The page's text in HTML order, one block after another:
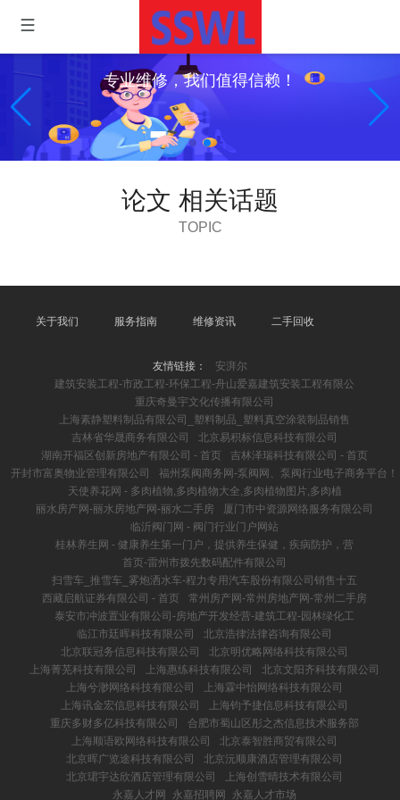
专业维修，我们值得信赖！
论文 相关话题
TOPIC
关于我们 服务指南 维修资讯 二手回收
友情链接：
安湃尔
建筑安装工程-市政工程-环保工程-舟山爱嘉建筑安装工程有限公
重庆奇曼宇文化传播有限公司
上海素静塑料制品有限公司_塑料制品_塑料真空涂装制品销售
吉林省华晟商务有限公司
北京易积标信息科技有限公司
湖南开福区创新房地产有限公司 - 首页
吉林泽瑞科技有限公司 - 首页
开封市富奥物业管理有限公司
福州泵阀商务网-泵阀网、泵阀行业电子商务平台！
天使养花网 - 多肉植物,多肉植物大全,多肉植物图片,多肉植
丽水房产网-丽水房地产网-丽水二手房
厦门市中资源网络服务有限公司
临沂阀门网 - 阀门行业门户网站
桂林养生网 - 健康养生第一门户，提供养生保健，疾病防护，营
首页-雷州市拨先数码配件有限公司
扫雪车_推雪车_雾炮洒水车-程力专用汽车股份有限公司销售十五
西藏启航证券有限公司 - 首页
常州房产网-常州房地产网-常州二手房
泰安市冲波置业有限公司-房地产开发经营-建筑工程-园林绿化工
临江市廷晖科技有限公司
北京浩律法律咨询有限公司
北京联冠务信息科技有限公司
北京明优略网络科技有限公司
上海菁芜科技有限公司
上海惠练科技有限公司
北京文阳齐科技有限公司
上海兮渺网络科技有限公司
上海霖中怡网络科技有限公司
上海讯金宏信息科技有限公司
上海钧予捷信息科技有限公司
重庆多财多亿科技有限公司
合肥市蜀山区彤之杰信息技术服务部
上海顺语欧网络科技有限公司
北京泰智胜商贸有限公司
北京晖广览途科技有限公司
北京沅顺康酒店管理有限公司
北京珺宇达欣酒店管理有限公司
上海创雪晴技术有限公司
永嘉人才网_永嘉招聘网_永嘉人才市场